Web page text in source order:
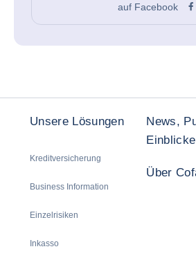
auf Facebook
Unsere Lösungen
Kreditversicherung
Business Information
Einzelrisiken
Inkasso
News,
Einblicke
Über